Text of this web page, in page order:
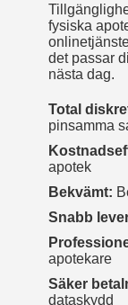
fysiska
det passar
nästa dag.
Total
pinsamma
apotek
Bekvämt:
Snabb
apotekare
Säker
dataskydd